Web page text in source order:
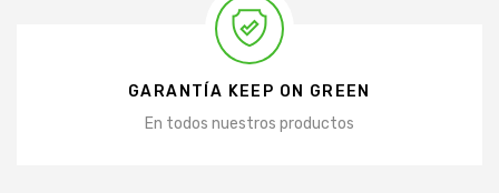
GARANTÍA KEEP ON GREEN
En todos nuestros productos